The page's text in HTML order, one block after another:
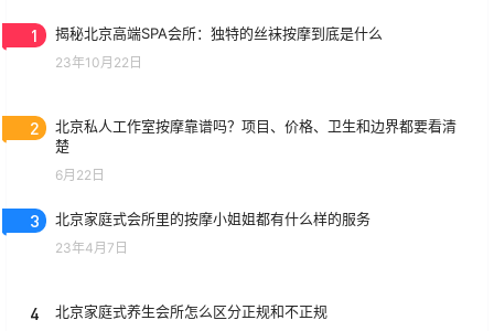
1 揭秘北京高端SPA会所：独特的丝袜按摩到底是什么
23年10月22日
2
北京私人工作室按摩靠谱吗？项目、价格、卫生和边界都要看清
楚
6月22日
3 北京家庭式会所里的按摩小姐姐都有什么样的服务
23年4月7日
4 北京家庭式养生会所怎么区分正规和不正规